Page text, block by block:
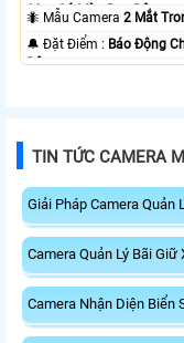
20m Có Màu Ban Ðêm.
🐜 Mẫu Camera2 Mắt
️🔔 Đặt Điểm : Báo Động
Động.
TIN TỨC CAMERA
Giải Pháp Camera Quản
Camera Quản Lý Bãi Giữ
Camera Nhận Diện Biển